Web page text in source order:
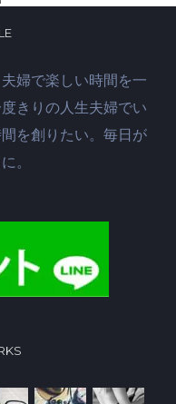
婦で楽しい時間を一
きりの人生夫婦でい
を創りたい。毎日が
。